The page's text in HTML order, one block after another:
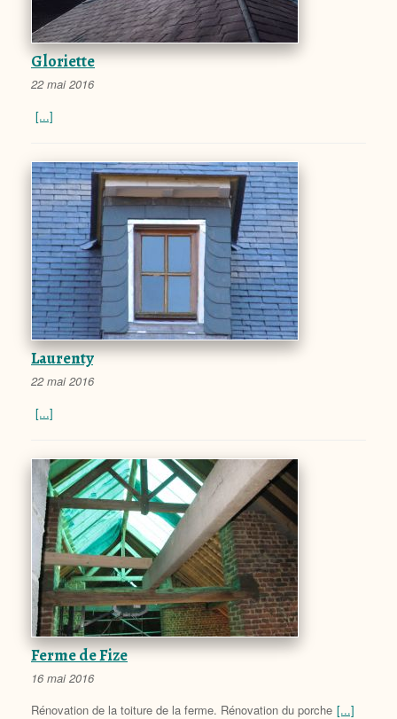
Gloriette
22 mai 2016
[...]
Laurenty
22 mai 2016
[...]
Ferme de Fize
16 mai 2016
Rénovation de la toiture de la ferme. Rénovation du porche [...]